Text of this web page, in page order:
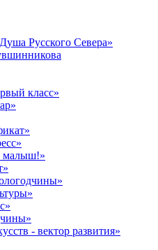
Русского Севера»
класс»
малыш!»
- вектор развития»